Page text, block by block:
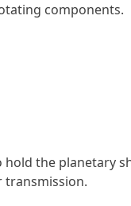
components.
hold the
transmission.